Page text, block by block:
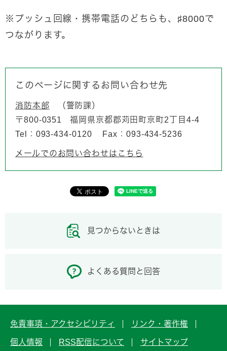
※プッシュ回線・携帯電話のどちらも、♯8000で
つながります。
このページに関するお問い合わせ先
消防本部
警防課
〒800-0351
福岡県京都郡苅田町京町2丁目4-4
Tel：093-434-0120
Fax：093-434-5236
メールでのお問い合わせはこちら
見つからないときは
よくある質問と回答
免責事項・アクセシビリティ リンク・著作権
個人情報 RSS配信について サイトマップ